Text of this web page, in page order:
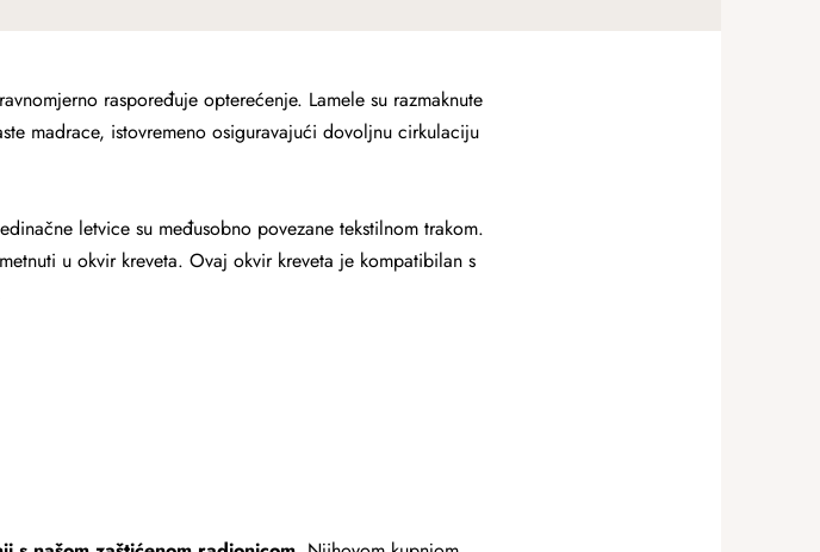
raspoređuje opterećenje. Lamele su razmaknute
madrace, istovremeno osiguravajući dovoljnu cirkulaciju
letvice su međusobno povezane tekstilnom trakom.
u okvir kreveta. Ovaj okvir kreveta je kompatibilan s